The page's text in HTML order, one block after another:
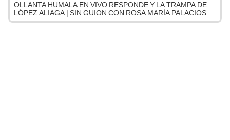
OLLANTA HUMALA EN VIVO RESPONDE Y LA TRAMPA DE
LÓPEZ ALIAGA | SIN GUION CON ROSA MARÍA PALACIOS